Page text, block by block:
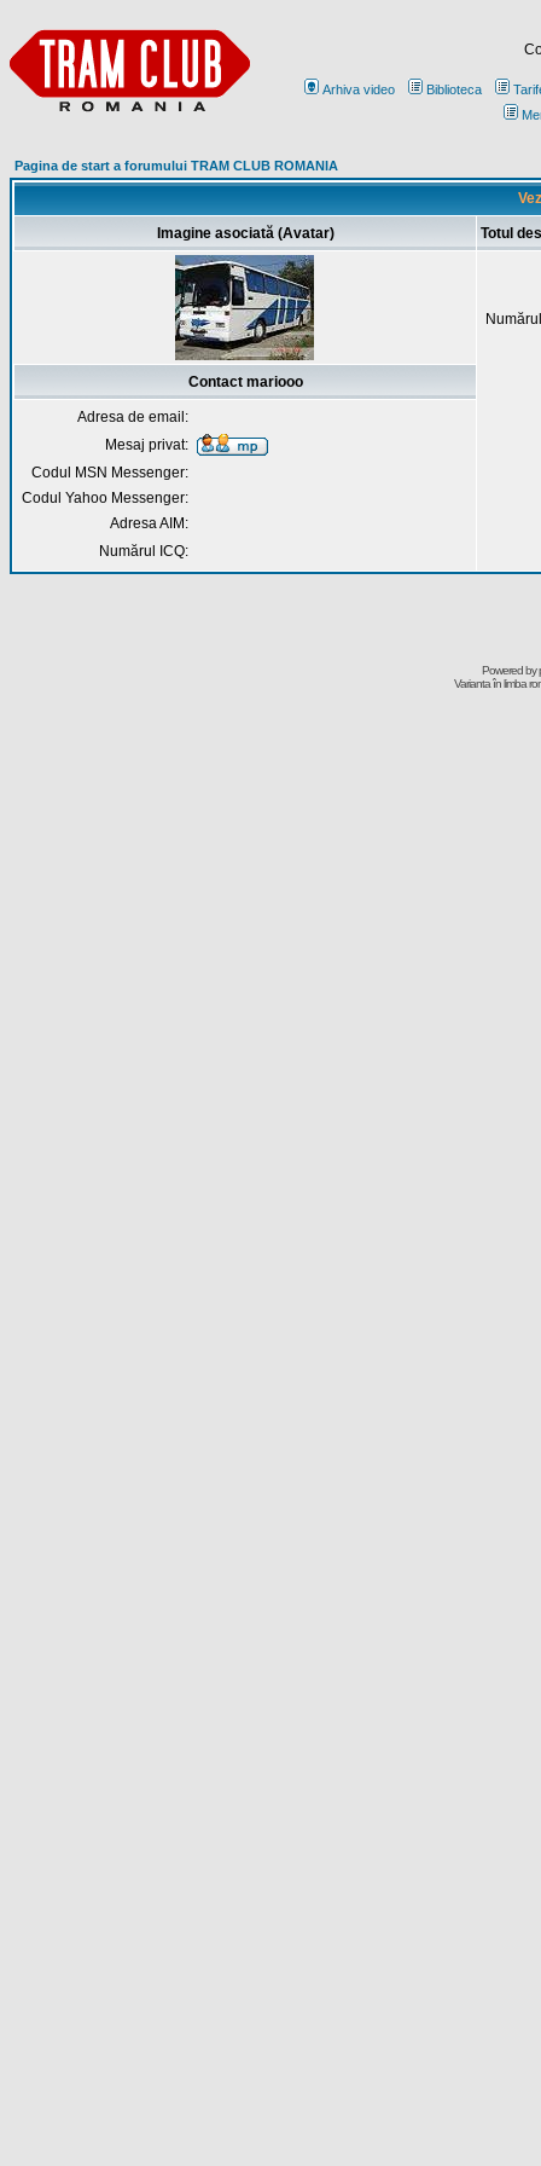
Arhiva video Biblioteca
Pagina de start a forumului TRAM CLUB ROMANIA
Imagine asociată (Avatar) Totul
Contact mariooo
Adresa de email:
Mesaj privat:
Codul MSN Messenger:
Codul Yahoo Messenger:
Adresa AIM:
Numărul ICQ:
Powered by
Varianta în limba